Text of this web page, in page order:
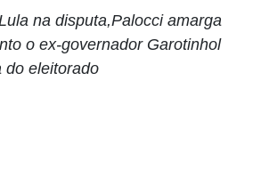
na disputa,Palocci amarga
o ex-governador Garotinhol
do eleitorado